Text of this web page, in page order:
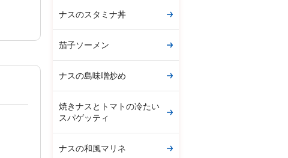
ナスのスタミナ丼
茄子ソーメン
ナスの島味噌炒め
焼きナスとトマトの冷たい
スパゲッティ
ナスの和風マリネ